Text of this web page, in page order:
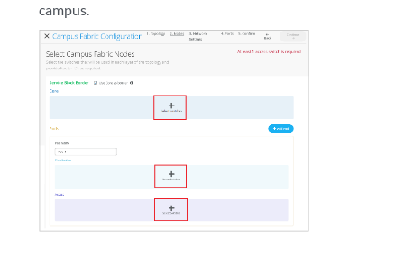
campus.